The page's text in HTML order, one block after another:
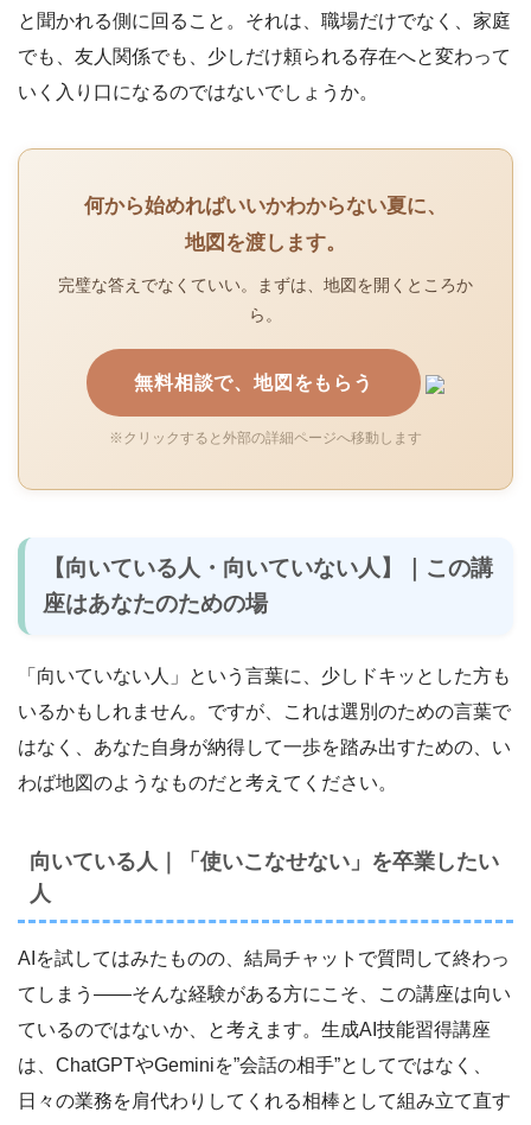
と聞かれる側に回ること。それは、職場だけでなく、家庭
でも、友人関係でも、少しだけ頼られる存在へと変わって
いく入り口になるのではないでしょうか。
何から始めればいいかわからない夏に、
地図を渡します。
完璧な答えでなくていい。まずは、地図を開くところか
ら。
無料相談で、地図をもらう
※クリックすると外部の詳細ページへ移動します
【向いている人・向いていない人】｜この講
座はあなたのための場
「向いていない人」という言葉に、少しドキッとした方も
いるかもしれません。ですが、これは選別のための言葉で
はなく、あなた自身が納得して一歩を踏み出すための、い
わば地図のようなものだと考えてください。
向いている人｜「使いこなせない」を卒業したい
人
AIを試してはみたものの、結局チャットで質問して終わっ
てしまう――そんな経験がある方にこそ、この講座は向い
ているのではないか、と考えます。生成AI技能習得講座
は、ChatGPTやGeminiを”会話の相手”としてではなく、
日々の業務を肩代わりしてくれる相棒として組み立て直す